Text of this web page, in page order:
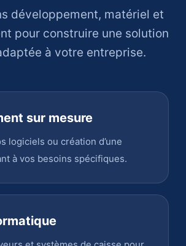
développement, matériel et
pour construire une solution
à votre entreprise.
sur mesure
logiciels ou création d’une
à vos besoins spécifiques.